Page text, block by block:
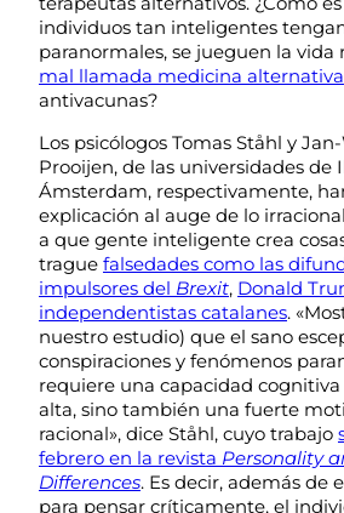
individuos tan inteligentes
paranormales, se jueguen la vida
mal llamada medicina alternativa
antivacunas?
Los psicólogos Tomas Ståhl y
Prooijen, de las universidades de
Ámsterdam, respectivamente,
explicación al auge de lo
a que gente inteligente crea
trague falsedades como las
impulsores del Brexit, Donald
independentistas catalanes.
nuestro estudio) que el sano
conspiraciones y fenómenos
requiere una capacidad
alta, sino también una fuerte
racional», dice Ståhl, cuyo trabajo
febrero en la revista Personality
Differences. Es decir, además de
para pensar críticamente, el